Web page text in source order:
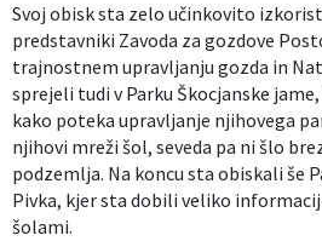
Svoj obisk sta zelo učinkovito
predstavniki Zavoda za gozdove
trajnostnem upravljanju gozda in
sprejeli tudi v Parku Škocjanske
kako poteka upravljanje njihovega
njihovi mreži šol, seveda pa ni šlo
podzemlja. Na koncu sta obiskali še
Pivka, kjer sta dobili veliko
šolami.